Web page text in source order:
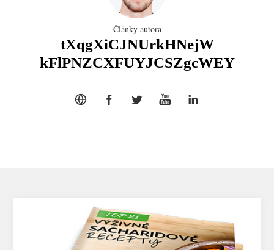
Články autora
tXqgXiCJNUrkHNejW
kFlPNZCXFUYJCSZgcWEY